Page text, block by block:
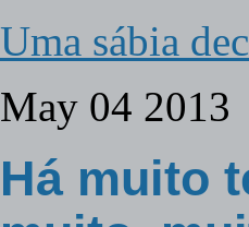
Uma sábia
May 04 2013
Há muito